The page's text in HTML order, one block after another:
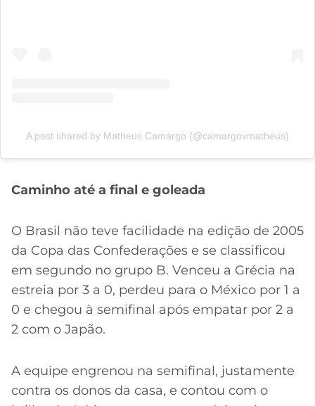
A post shared by Matheus Camargo (@camargovmatheus)
Caminho até a final e goleada
O Brasil não teve facilidade na edição de 2005
da Copa das Confederações e se classificou
em segundo no grupo B. Venceu a Grécia na
estreia por 3 a 0, perdeu para o México por 1 a
0 e chegou à semifinal após empatar por 2 a
2 com o Japão.
A equipe engrenou na semifinal, justamente
contra os donos da casa, e contou com o